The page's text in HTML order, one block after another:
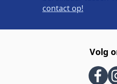
contact op!
Volg